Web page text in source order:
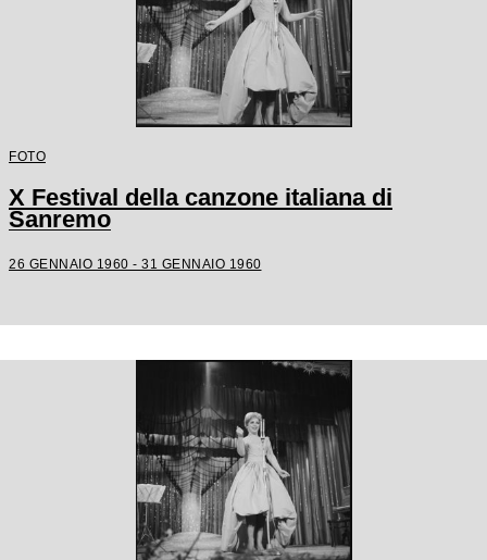
FOTO
X Festival della canzone italiana di
Sanremo
26 GENNAIO 1960 - 31 GENNAIO 1960